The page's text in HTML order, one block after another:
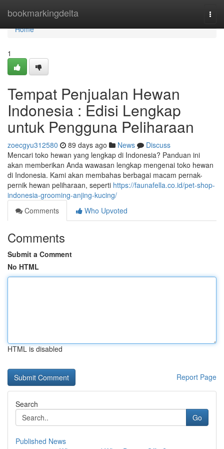
bookmarkingdelta
Home
Home
1
Tempat Penjualan Hewan
Indonesia : Edisi Lengkap
untuk Pengguna Peliharaan
zoecgyu312580 89 days ago News
Discuss
Mencari toko hewan yang lengkap di Indonesia? Panduan ini
akan memberikan Anda wawasan lengkap mengenai toko hewan
di Indonesia. Kami akan membahas berbagai macam pernak-
pernik hewan peliharaan, seperti https://faunafella.co.id/pet-shop-
indonesia-grooming-anjing-kucing/
Comments
Who Upvoted
Comments
Submit a Comment
No HTML
HTML is disabled
Report Page
Search
Go
Published News